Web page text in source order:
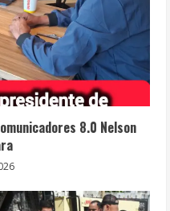
8.0 Nelson